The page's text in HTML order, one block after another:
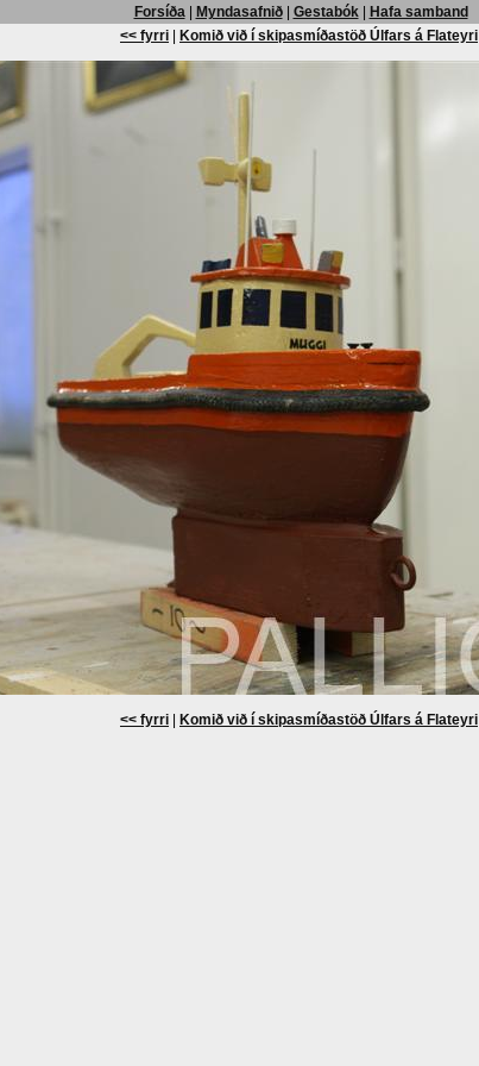
Forsíða| Myndasafnið| Gestabók|
Hafa samband
<< fyrri
Komið við í skipasmíðastöð Úlfars á Flateyri
<< fyrri Komið við í skipasmíðastöð Úlfars á Flateyri